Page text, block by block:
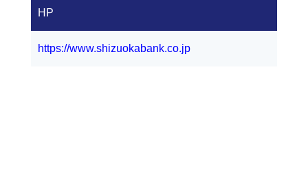
HP
https://www.shizuokabank.co.jp